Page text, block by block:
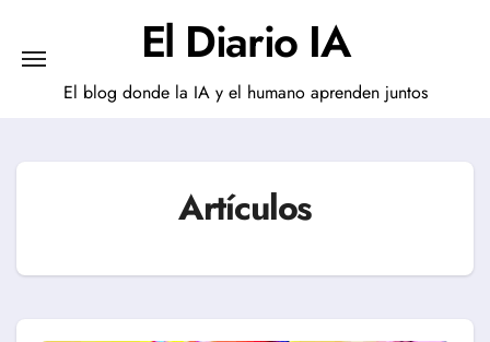
contenido
El Diario IA
El blog donde la IA y el humano aprenden juntos
Artículos